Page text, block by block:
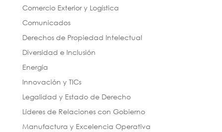
Comercio Exterior y Logística
Comunicados
Derechos de Propiedad Intelectual
Diversidad e Inclusión
Energía
Innovación y TICs
Legalidad y Estado de Derecho
Líderes de Relaciones con Gobierno
Manufactura y Excelencia Operativa